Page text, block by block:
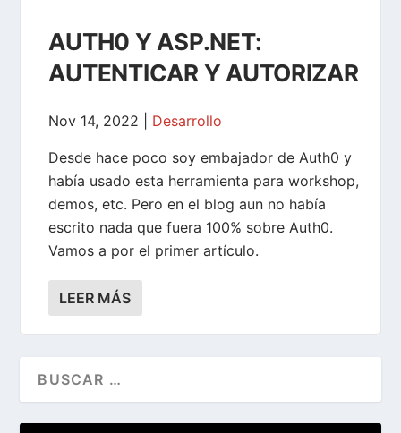
AUTH0 Y ASP.NET:
AUTENTICAR Y AUTORIZAR
Nov 14, 2022 Desarrollo
Desde hace poco soy embajador de Auth0 y
había usado esta herramienta para workshop,
demos, etc. Pero en el blog aun no había
escrito nada que fuera 100% sobre Auth0.
Vamos a por el primer artículo.
LEER MÁS